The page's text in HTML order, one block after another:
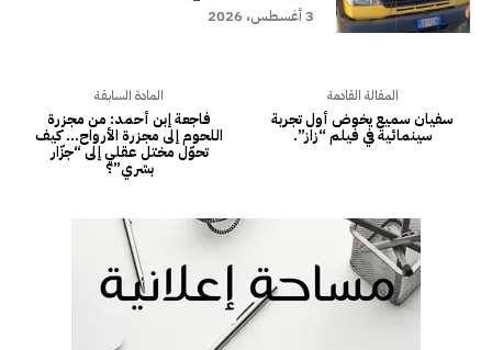
3 أغسطس، 2026
المادة السابقة
فاجعة إبن أحمد: من مجزرة
اللحوم إلى مجزرة الأرواح… كيف
تحوّل مختل عقلي إلى “جزّار
بشري”؟
المقالة القادمة
سفيان سميع يخوض أول تجربة
سينمائية في فيلم “زاز”.